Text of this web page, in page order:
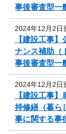
事後審査型一
2024年12月2日
【建設工事
ナンス補助（
事後審査型一
2024年12月2日
【建設工事
持修繕（暮ら
事に関する事